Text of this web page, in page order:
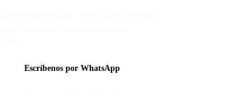
Escríbenos por WhatsApp